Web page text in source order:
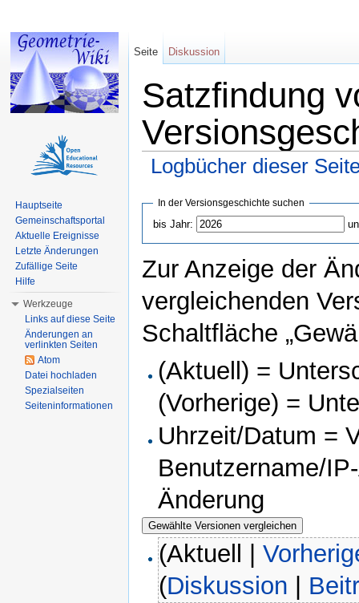
Satzfindung
Logbücher dieser
In der Versionsgeschichte suchen
bis Jahr:
Zur Anzeige der
vergleichenden
Schaltfläche
(Aktuell) =
(Vorherige) =
Uhrzeit/Datum =
Benutzername/
Änderung
(Aktuell |
(Diskussion
Seite Diskussion
Hauptseite
Gemeinschaftsportal
Aktuelle Ereignisse
Letzte Änderungen
Zufällige Seite
Hilfe
Werkzeuge
Links auf diese Seite
Änderungen an
verlinkten Seiten
Atom
Datei hochladen
Spezialseiten
Seiteninformationen